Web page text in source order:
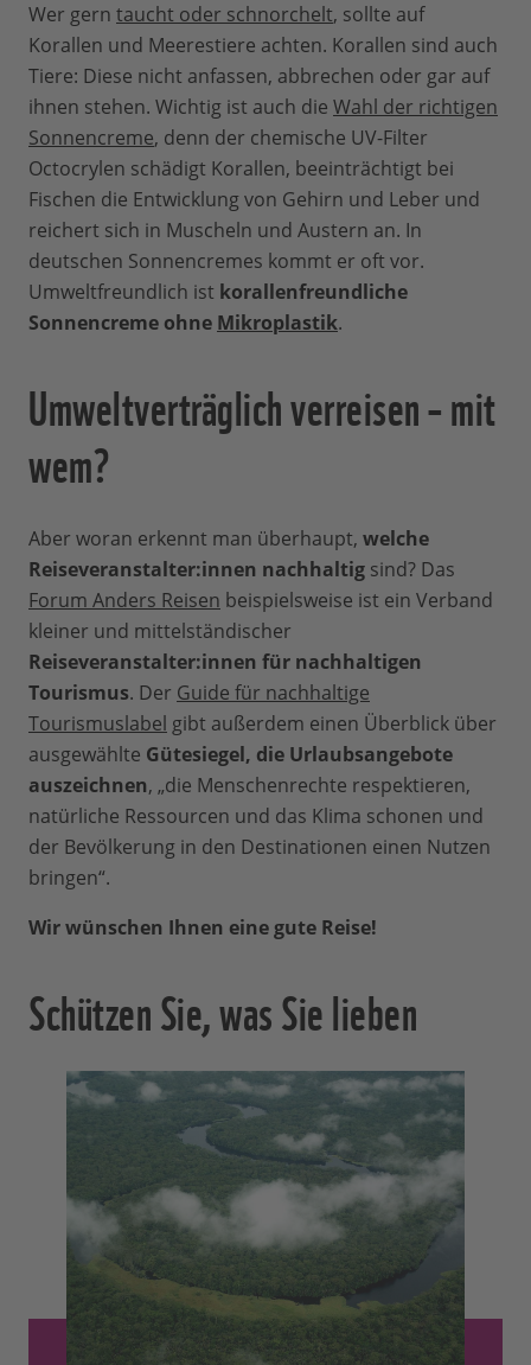
Wer gern taucht oder schnorchelt, sollte auf
Korallen und Meerestiere achten. Korallen sind auch
Tiere: Diese nicht anfassen, abbrechen oder gar auf
ihnen stehen. Wichtig ist auch die Wahl der richtigen
Sonnencreme, denn der chemische UV-Filter
Octocrylen schädigt Korallen, beeinträchtigt bei
Fischen die Entwicklung von Gehirn und Leber und
reichert sich in Muscheln und Austern an. In
deutschen Sonnencremes kommt er oft vor.
Umweltfreundlich ist korallenfreundliche
Sonnencreme ohne Mikroplastik.
Umweltverträglich verreisen – mit
wem?
Aber woran erkennt man überhaupt, welche
Reiseveranstalter:innen nachhaltig sind? Das
Forum Anders Reisen beispielsweise ist ein Verband
kleiner und mittelständischer
Reiseveranstalter:innen für nachhaltigen
Tourismus. Der Guide für nachhaltige
Tourismuslabel gibt außerdem einen Überblick über
ausgewählte Gütesiegel, die Urlaubsangebote
auszeichnen, „die Menschenrechte respektieren,
natürliche Ressourcen und das Klima schonen und
der Bevölkerung in den Destinationen einen Nutzen
bringen“.
Wir wünschen Ihnen eine gute Reise!
Schützen Sie, was Sie lieben